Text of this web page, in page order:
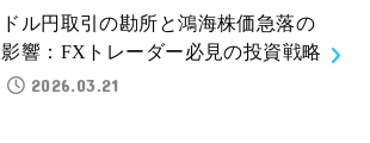
ドル円取引の勘所と鴻海株価急落の
影響：FXトレーダー必見の投資戦略
2026.03.21